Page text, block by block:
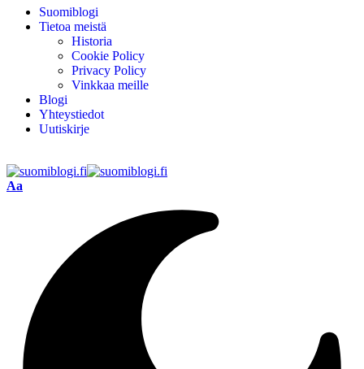
Suomiblogi
Tietoa meistä
Historia
Cookie Policy
Privacy Policy
Vinkkaa meille
Blogi
Yhteystiedot
Uutiskirje
Aa